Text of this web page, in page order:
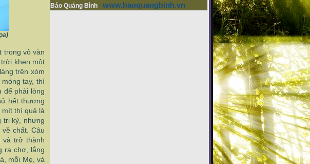
trong vô vàn
khen một
trên xóm
tay, thì
để phải lòng
hết thương
thì quả là
tri kỷ, nhưng
chất. Câu
và trở thành
ra chợ, lắng
mỗi Mẹ, và
Báo Quảng Bình - www.baoquangbinh.vn